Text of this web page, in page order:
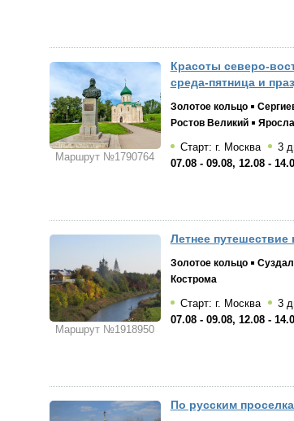
Маршрут №1790764
Красоты северо-
среда-пятница и
Золотое кольцо
Ростов Великий
Старт: г. Москва 3
07.08 - 09.08, 12.08 -
Маршрут №1918950
Летнее
Золотое кольцо
Кострома
Старт: г. Москва 3
07.08 - 09.08, 12.08 -
По русским